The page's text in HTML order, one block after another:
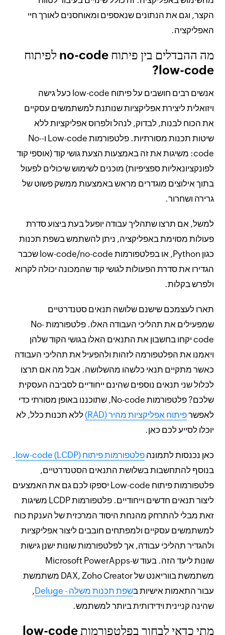
הקצר, וגם את הנתונים שנאספים ומאוחסנים לאורך חיי
האפליקציה.
מה ההבדלים בין פיתוח no-code לפיתוח
low-code?
אנשים רבים חושבים על פיתוח low-code כעל גישה
ויזואלית ליצירת אפליקציות שנותנת למשתמשים עסקיים
את הכוח לבנות, לבדוק, לנהל ולפרוס אפליקציות ללא
שיטות תכנות מסורתיות. פלטפורמות Low-code ו-No-
code: משיגות את זה באמצעות הצעת גושי קוד (אוספי קוד
לפונקציונאליות ספציפיות) מוכנים לשימוש שיכולים לפעול
בתוך אילוצים מוגדרים מראש באמצעות ממשק פשוט של
גרירה ושחרור.
למשל, אם תרצו שתהליך עבודה יופעל בעת ביצוע סדרת
פעולות מסוימת באפליקציה, ניתן להשתמש בשפת תכנות
כגון Python, או בפלטפורמות low-code/no-code שכבר
הגדירו את סדרת הפעולות לגושי קוד שהמכונה יכולה לקרוא
ולפרש בקלות.
תארו לעצמכם שישנם שלושה תנאים סטנדרטיים
שמפעילים את תהליכי העבודה האלו. פלטפורמות No-
code יקחו בחשבון את התנאים האלו בגושי הקוד שלהן
ויאמנו את הפלטפורמה לזהות ולהפעיל את תהליכי העבודה
כאשר מתקיים תנאי כלשהו מהשלושה. אבל מה אם תרצו
לכלול שני תנאים נוספים שהינם ייחודיים לסביבה העסקית
שלכם? פלטפורמות No-code, שתוכננו באופן מסורתי כדי
לאפשרפיתוח אפליקציות מהיר (RAD)
ללא תכנות כלל, לא
יוכלו לסייע לכם כאן.
כאן נכנסות לתמונהפלטפורמות פיתוח low-code (LCDP)
.
בנוסף להתחשבות בשלושת התנאים הסטנדרטיים,
פלטפורמות פיתוח Low-code יספקו לכם גם את האמצעים
ליצור תנאים חדשים וייחודיים. פלטפורמות LCDP משיגות
זאת מבלי להתרחק מהנחת היסוד המרכזית של הענקת כוח
למשתמשים עסקיים ולמפתחים חובבים ליצור אפליקציות
ולהגדיר תהליכי עבודה, אך לפלטפורמות שונות ישנן גישות
שונות ליעד הזה. בעוד ש-Microsoft PowerApps
משתמשת בווריאנט של DAX, Zoho Creator משתמשת
עבור התאמות אישיות בשפת תכנות משלה - Deluge
,
שהינה קניינית וידידותית ביותר למשתמש.
מתי כדאי לבחור בפלטפורמות low-code